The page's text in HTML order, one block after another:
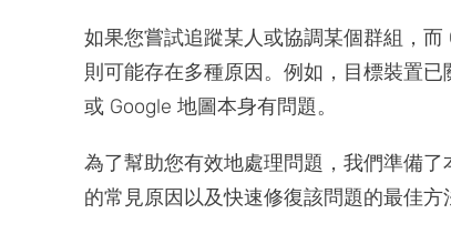
如果您嘗試追蹤某人或協調某個群組，而
則可能存在多種原因。例如，目標裝置
或 Google 地圖本身有問題。
為了幫助您有效地處理問題，我們準備
的常見原因以及快速修復該問題的最佳方